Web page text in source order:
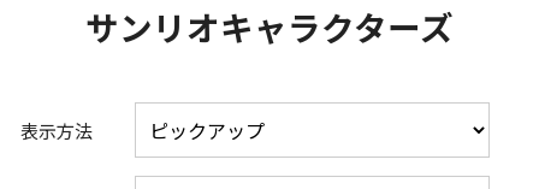
サンリオキャラクターズ
表示方法